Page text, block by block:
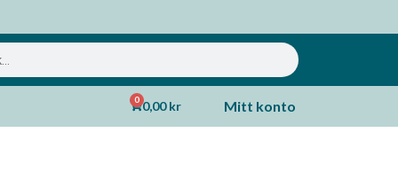
0,00kr
0 Mitt konto